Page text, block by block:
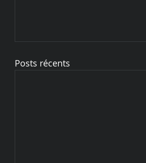
Posts récents